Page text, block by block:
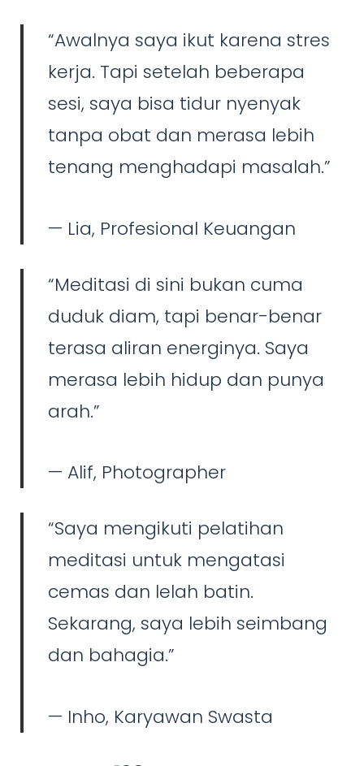
“Awalnya saya ikut karena stres
kerja. Tapi setelah beberapa
sesi, saya bisa tidur nyenyak
tanpa obat dan merasa lebih
tenang menghadapi masalah.”
— Lia, Profesional Keuangan
“Meditasi di sini bukan cuma
duduk diam, tapi benar-benar
terasa aliran energinya. Saya
merasa lebih hidup dan punya
arah.”
— Alif, Photographer
“Saya mengikuti pelatihan
meditasi untuk mengatasi
cemas dan lelah batin.
Sekarang, saya lebih seimbang
dan bahagia.”
— Inho, Karyawan Swasta